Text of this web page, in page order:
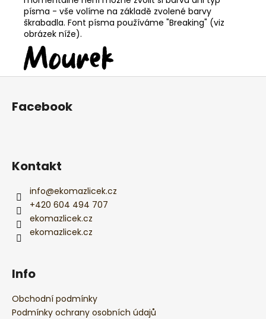
písma - vše volíme na základě zvolené barvy
škrabadla. Font písma používáme "Breaking" (viz
obrázek níže).
Z
Facebook
Kontakt
info@ekomazlicek.cz
+420 604 494 707
ekomazlicek.cz
ekomazlicek.cz
Info
Obchodní podmínky
Podmínky ochrany osobních údajů